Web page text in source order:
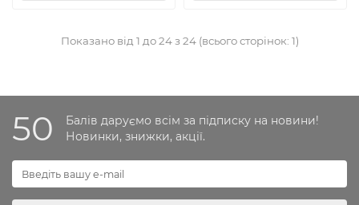
Показано від 1 до 24 з 24 (всього сторінок: 1)
50
Балів даруємо всім за підписку на новини!
Новинки, знижки, акції.